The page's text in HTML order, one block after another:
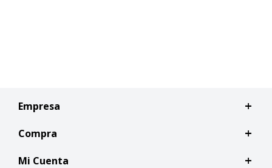
Empresa
Compra
Mi Cuenta